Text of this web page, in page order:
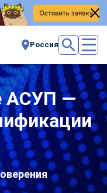
Россия
АСУП —